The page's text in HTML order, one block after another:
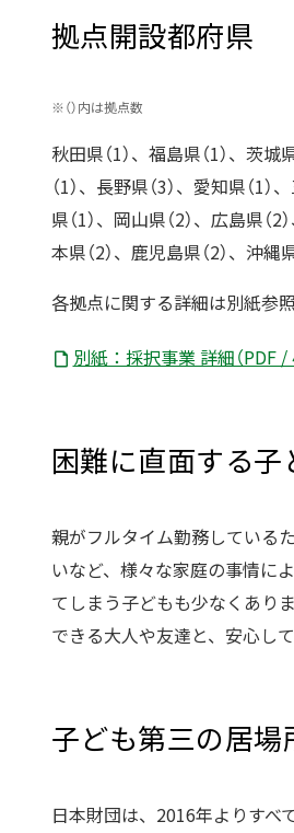
拠点開設都府県
※（）内は拠点数
秋田県（1）、福島県（1）、茨城
（1）、長野県（3）、愛知県（1
県（1）、岡山県（2）、広島県（2
本県（2）、鹿児島県（2）、沖縄県
各拠点に関する詳細は別紙参照
別紙：採択事業 詳細（PDF /
困難に直面する子
親がフルタイム勤務している
いなど、様々な家庭の事情に
てしまう子どもも少なくあり
できる大人や友達と、安心し
子ども第三の居場
日本財団は、2016年よりすべ